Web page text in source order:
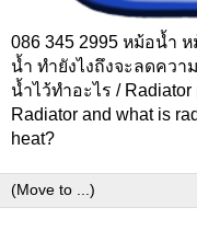
086 345 2995 หม้อน้ำ
น้ำ ทำยังไงถึงจะลดคว
น้ำไว้ทำอะไร /
Radiator and what is
heat?